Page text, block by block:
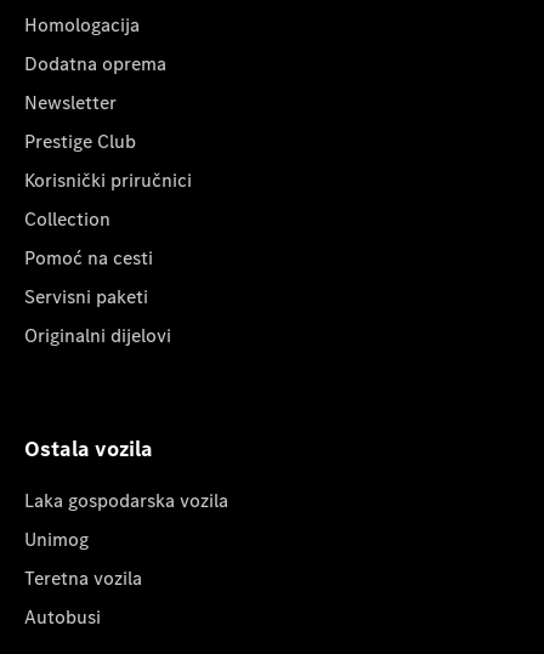
Homologacija
Dodatna oprema
Newsletter
Prestige Club
Korisnički priručnici
Collection
Pomoć na cesti
Servisni paketi
Originalni dijelovi
Ostala vozila
Laka gospodarska vozila
Unimog
Teretna vozila
Autobusi